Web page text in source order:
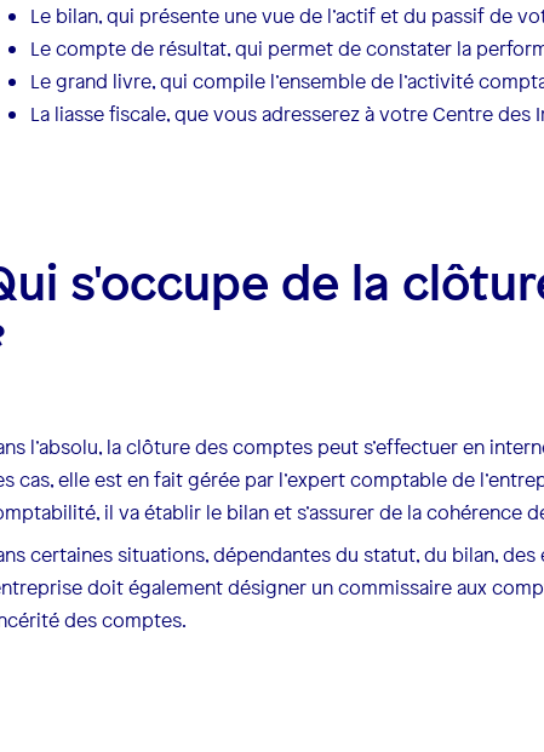
Le bilan, qui présente une vue de l’actif et du passif de
Le compte de résultat, qui permet de constater la
Le grand livre, qui compile l’ensemble de l’activité
La liasse fiscale, que vous adresserez à votre Centre des
s'occupe de la
l’absolu, la clôture des comptes peut s’effectuer en
cas, elle est en fait gérée par l’expert comptable de
il va établir le bilan et s’assurer de la cohérence
certaines situations, dépendantes du statut, du bilan,
doit également désigner un commissaire aux
des comptes.